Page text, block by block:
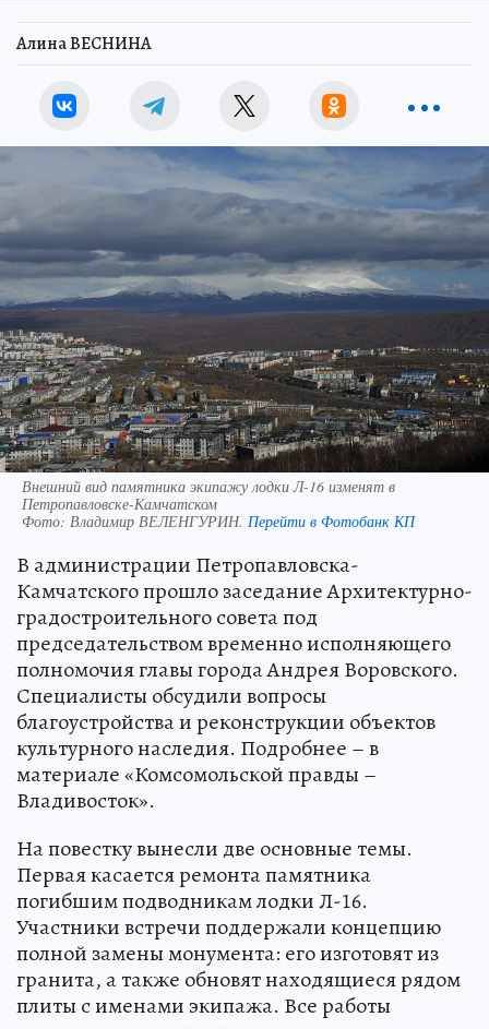
Алина ВЕСНИНА
Внешний вид памятника экипажу лодки Л-16 изменят в
Петропавловске-Камчатском
Фото: Владимир ВЕЛЕНГУРИН. Перейти в Фотобанк КП
В администрации Петропавловска-
Камчатского прошло заседание Архитектурно-
градостроительного совета под
председательством временно исполняющего
полномочия главы города Андрея Воровского.
Специалисты обсудили вопросы
благоустройства и реконструкции объектов
культурного наследия. Подробнее – в
материале «Комсомольской правды –
Владивосток».
На повестку вынесли две основные темы.
Первая касается ремонта памятника
погибшим подводникам лодки Л-16.
Участники встречи поддержали концепцию
полной замены монумента: его изготовят из
гранита, а также обновят находящиеся рядом
плиты с именами экипажа. Все работы